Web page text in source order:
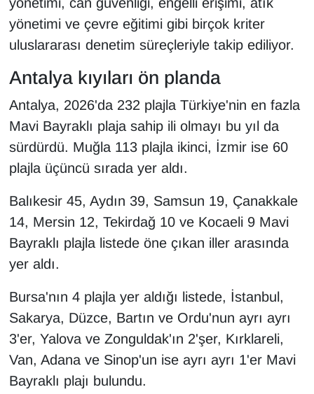
yönetimi ve çevre eğitimi gibi birçok kriter
uluslararası denetim süreçleriyle takip ediliyor.
Antalya kıyıları ön planda
Antalya, 2026'da 232 plajla Türkiye'nin en fazla
Mavi Bayraklı plaja sahip ili olmayı bu yıl da
sürdürdü. Muğla 113 plajla ikinci, İzmir ise 60
plajla üçüncü sırada yer aldı.
Balıkesir 45, Aydın 39, Samsun 19, Çanakkale
14, Mersin 12, Tekirdağ 10 ve Kocaeli 9 Mavi
Bayraklı plajla listede öne çıkan iller arasında
yer aldı.
Bursa'nın 4 plajla yer aldığı listede, İstanbul,
Sakarya, Düzce, Bartın ve Ordu'nun ayrı ayrı
3'er, Yalova ve Zonguldak'ın 2'şer, Kırklareli,
Van, Adana ve Sinop'un ise ayrı ayrı 1'er Mavi
Bayraklı plajı bulundu.